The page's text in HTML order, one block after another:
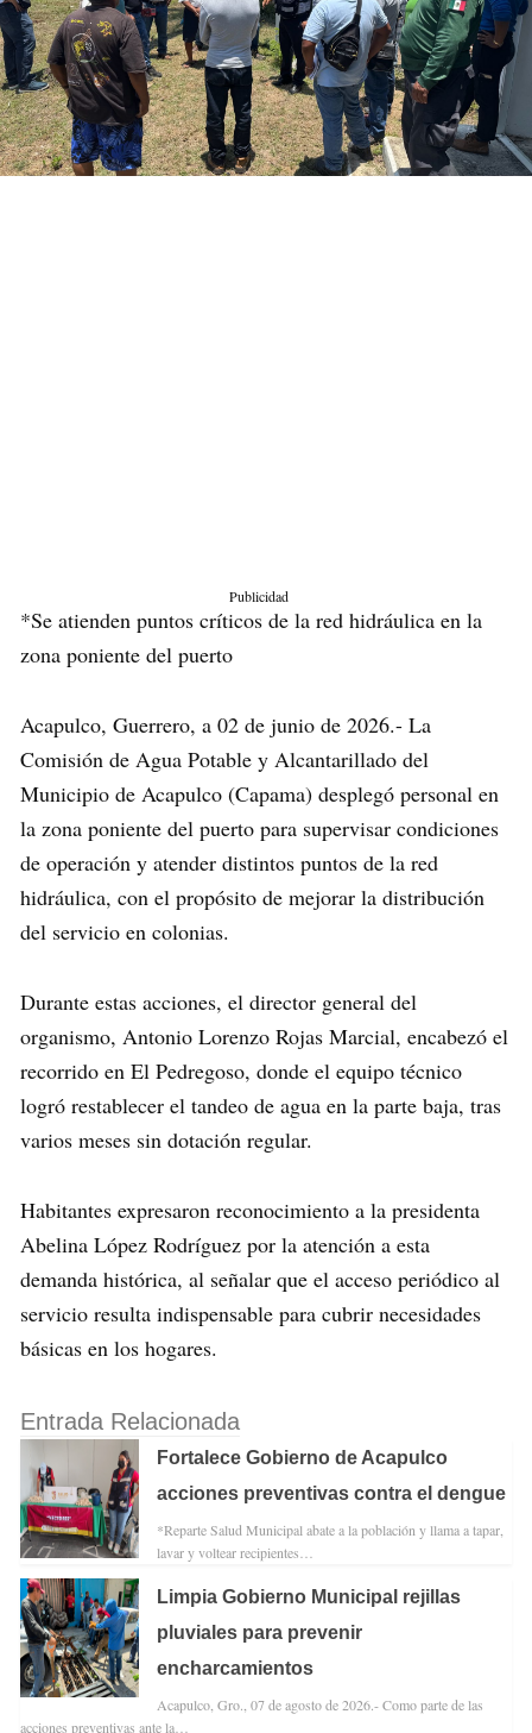
Publicidad
*Se atienden puntos críticos de la red hidráulica en la
zona poniente del puerto
Acapulco, Guerrero, a 02 de junio de 2026.- La
Comisión de Agua Potable y Alcantarillado del
Municipio de Acapulco (Capama) desplegó personal en
la zona poniente del puerto para supervisar condiciones
de operación y atender distintos puntos de la red
hidráulica, con el propósito de mejorar la distribución
del servicio en colonias.
Durante estas acciones, el director general del
organismo, Antonio Lorenzo Rojas Marcial, encabezó el
recorrido en El Pedregoso, donde el equipo técnico
logró restablecer el tandeo de agua en la parte baja, tras
varios meses sin dotación regular.
Habitantes expresaron reconocimiento a la presidenta
Abelina López Rodríguez por la atención a esta
demanda histórica, al señalar que el acceso periódico al
servicio resulta indispensable para cubrir necesidades
básicas en los hogares.
Entrada Relacionada
Fortalece Gobierno de Acapulco
acciones preventivas contra el dengue
*Reparte Salud Municipal abate a la población y llama a tapar,
lavar y voltear recipientes…
Limpia Gobierno Municipal rejillas
pluviales para prevenir
encharcamientos
Acapulco, Gro., 07 de agosto de 2026.- Como parte de las
acciones preventivas ante la…